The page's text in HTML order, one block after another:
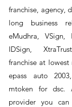
franchise, agency,
long business
eMudhra, VSign,
IDSign,
franchise at
epass auto
mtoken for dsc.
provider you